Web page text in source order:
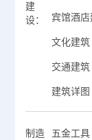
建
设：
宾馆酒
文化建筑
交通建筑
建筑详图
制造
五金工具